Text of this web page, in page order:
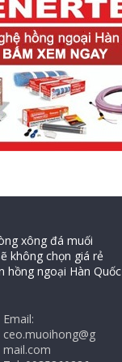
xông đá muối
không chọn giá rẻ
hồng ngoại Hàn Quốc
Email:
ceo.muoihong@g
mail.com